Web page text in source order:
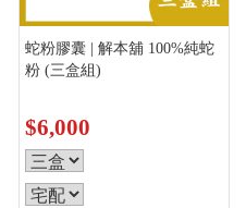
蛇粉膠囊 | 解本舖 100%純蛇
粉 (三盒組)
$6,000